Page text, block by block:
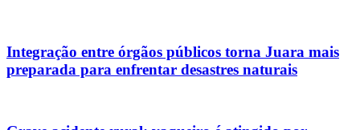
Integração entre órgãos públicos torna Juara mais
preparada para enfrentar desastres naturais